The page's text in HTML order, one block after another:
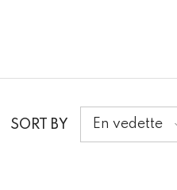
SORT BY En vedette